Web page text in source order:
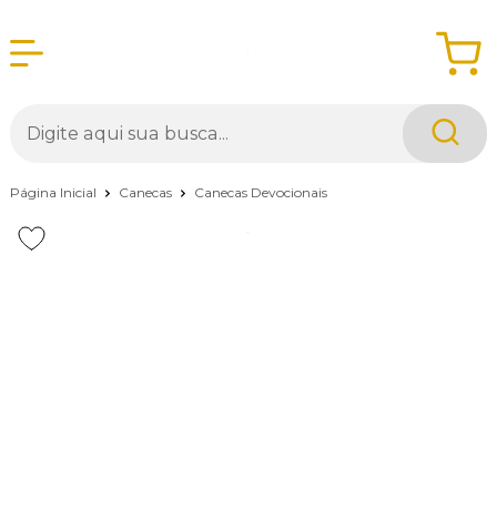
Página Inicial Canecas Canecas Devocionais